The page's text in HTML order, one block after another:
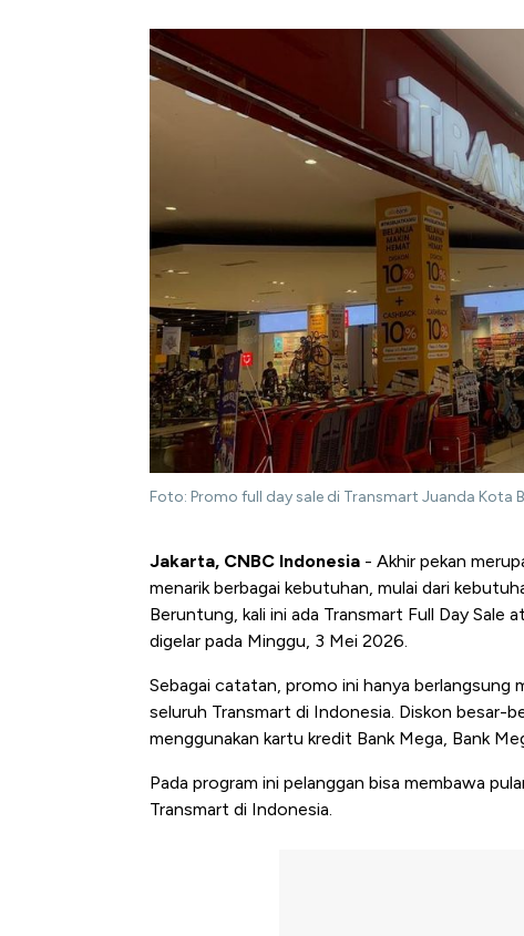
Foto: Promo full day sale di Transmart Juanda Kota
Jakarta, CNBC Indonesia - Akhir pekan
menarik berbagai kebutuhan, mulai dari
Beruntung, kali ini ada Transmart Full Day Sale
digelar pada Minggu, 3 Mei 2026.
Sebagai catatan, promo ini hanya berlangsung
seluruh Transmart di Indonesia. Diskon besar-
menggunakan kartu kredit Bank Mega, Bank
Pada program ini pelanggan bisa membawa
Transmart di Indonesia.